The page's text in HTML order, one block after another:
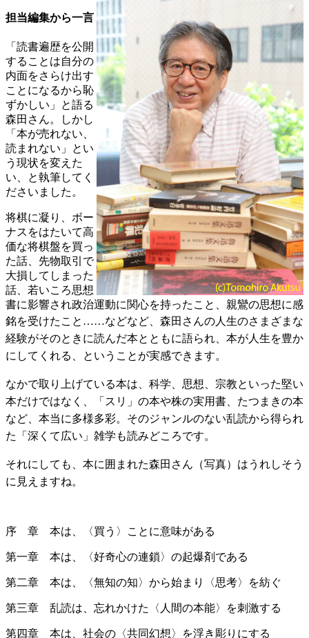
担当編集から一言
「読書遍歴を公開
することは自分の
内面をさらけ出す
ことになるから恥
ずかしい」と語る
森田さん。しかし
「本が売れない、
読まれない」とい
う現状を変えた
い、と執筆してく
ださいました。
将棋に凝り、ボー
ナスをはたいて高
価な将棋盤を買っ
た話、先物取引で
大損してしまった
話、若いころ思想
書に影響され政治運動に関心を持ったこと、親鸞の思想に感
銘を受けたこと ……などなど、森田さんの人生のさまざまな
経験がそのときに読んだ本とともに語られ、 本が人生を豊か
にしてくれる、ということが実感できます。
なかで取り上げている本は、科学、思想、宗教といった堅い
本だけではなく、「スリ」の本や株の実用書、たつまきの本
など、本当に多様多彩。そのジャンルのない乱読から得られ
た「深くて広い」雑学も読みどころです。
それにしても、本に囲まれた森田さん（写真）はうれしそう
に見えますね。
序 章 本は、〈買う〉ことに意味がある
第一章 本は、〈好奇心の連鎖〉の起爆剤である
第二章 本は、〈無知の知〉から始まり〈思考〉を紡ぐ
第三章 乱読は、忘れかけた〈人間の本能〉を刺激する
第四章 本は、社会の〈共同幻想〉を浮き彫りにする